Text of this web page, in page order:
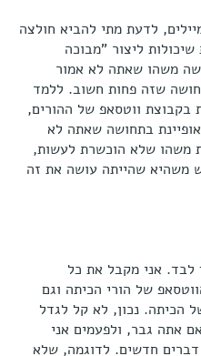
לדעת מתי להביא חולצה
ליצור "מבוכה
משהו שאתה לא אמור
שזה פחות חשוב. ללמד
בקבוצת ווטסאפ של ההורים,
בתחושה שאתה לא
משהו שלא הוכשרת לעשות,
משהיא שהייתה עושה את זה
היום אני אלמן, ומגדל ילדה בת 7 לבד. אני מקבל את כל
של הורי הכיתה וגם
הכיתה. נכון, לא קל לגדל
אתה גבר, ולפעמים אני
חדשים. לדוגמה, שלא